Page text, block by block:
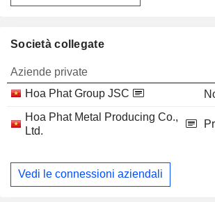
Società collegate
Aziende private
Hoa Phat Group JSC
Hoa Phat Metal Producing Co.,
Ltd.
Vedi le connessioni aziendali